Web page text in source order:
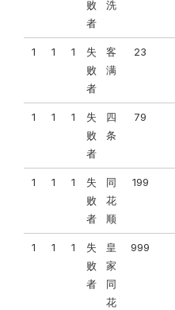
败
者
洗
1 1 1
失
败
者
客
满
23
1 1 1
失
败
者
四
条
79
1 1 1
失
败
者
同
花
顺
199
1 1 1
失
败
者
皇
家
同
花
999